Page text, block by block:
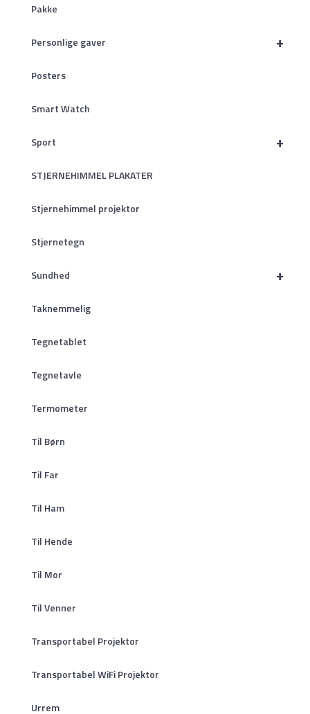
Pakke
+
Personlige gaver
Posters
Smart Watch
+
Sport
STJERNEHIMMEL PLAKATER
Stjernehimmel projektor
Stjernetegn
+
Sundhed
Taknemmelig
Tegnetablet
Tegnetavle
Termometer
Til Børn
Til Far
Til Ham
Til Hende
Til Mor
Til Venner
Transportabel Projektor
Transportabel WiFi Projektor
Urrem